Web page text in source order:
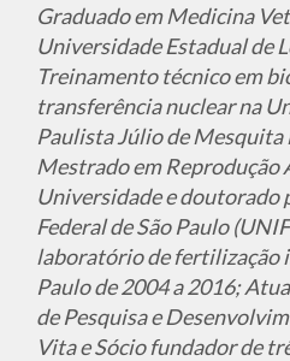
Graduado em Medicina
Universidade Estadual de
Treinamento técnico em
transferência nuclear na
Paulista Júlio de Mesquita
Mestrado em Reprodução
Universidade e doutorado
Federal de São Paulo
laboratório de fertilização
Paulo de 2004 a 2016;
de Pesquisa e
Vita e Sócio fundador de